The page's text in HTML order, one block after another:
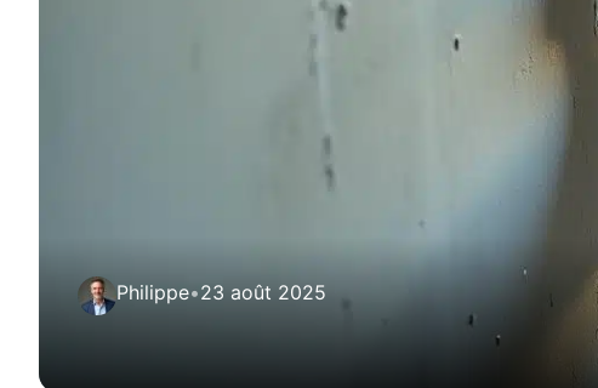
Philippe•23 août 2025